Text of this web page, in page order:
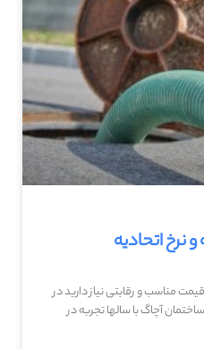
نرخ اتحادیه
مناسب و رقابتی نیاز دارید در
آچاگ با سالها تجربه در